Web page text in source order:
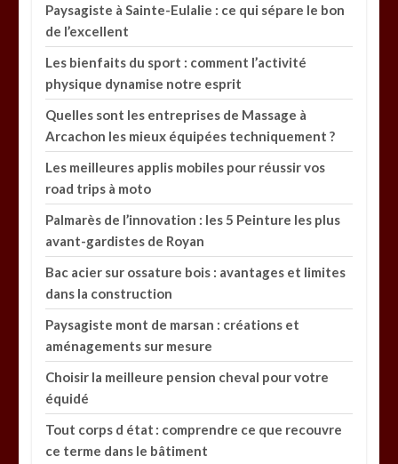
Paysagiste à Sainte-Eulalie : ce qui sépare le bon
de l’excellent
Les bienfaits du sport : comment l’activité
physique dynamise notre esprit
Quelles sont les entreprises de Massage à
Arcachon les mieux équipées techniquement ?
Les meilleures applis mobiles pour réussir vos
road trips à moto
Palmarès de l’innovation : les 5 Peinture les plus
avant-gardistes de Royan
Bac acier sur ossature bois : avantages et limites
dans la construction
Paysagiste mont de marsan : créations et
aménagements sur mesure
Choisir la meilleure pension cheval pour votre
équidé
Tout corps d état : comprendre ce que recouvre
ce terme dans le bâtiment